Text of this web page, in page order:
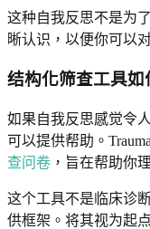
这种自我反思不是为
晰认识，以便你可以
结构化筛查工具
如果自我反思感觉令
可以提供帮助。
查问卷 ，旨在帮助你
这个工具不是临床诊
供框架。将其视为起